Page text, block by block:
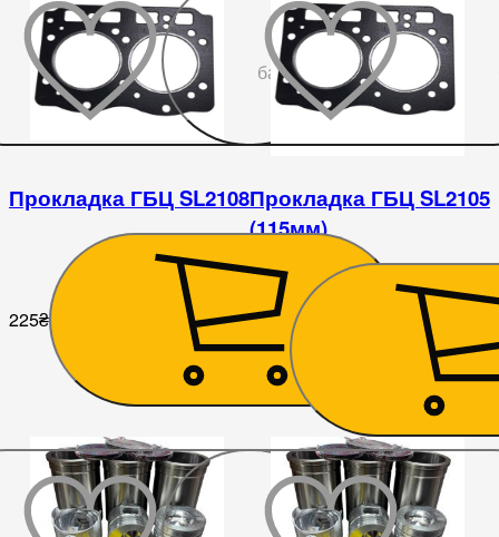
До
бажаного
Прокладка ГБЦ SL2108
225₴
Прокладка ГБЦ SL2105
(115мм)
225₴
До